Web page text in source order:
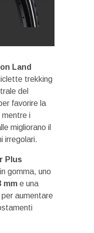
Land
trekking
del
favorire la
mentre i
migliorano il
irregolari.
Plus
gomma, uno
mm e una
aumentare